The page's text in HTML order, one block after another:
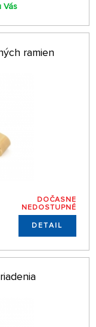
Vás
ramien
DOČASNE
NEDOSTUPNÉ
DETAIL